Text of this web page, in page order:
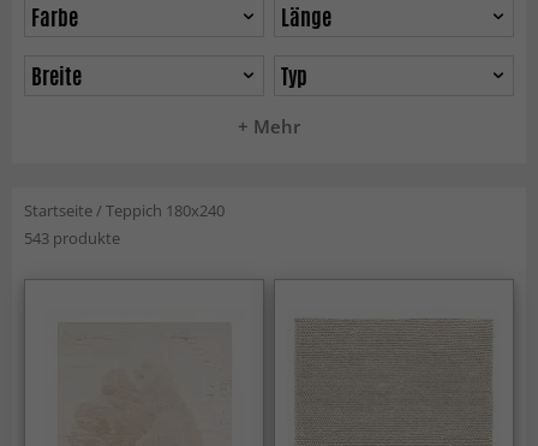
+ Mehr
Farbe
Länge
Breite
Typ
Startseite/Teppich 180x240
543 produkte